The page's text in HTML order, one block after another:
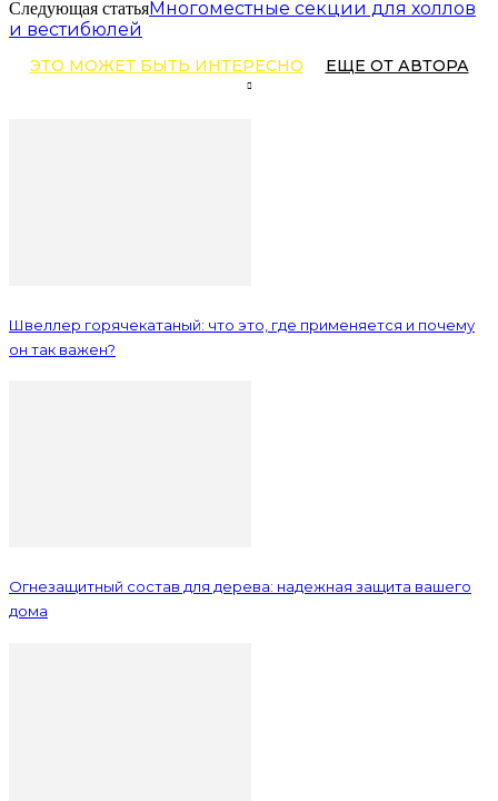
Следующая статьяМногоместные секции для холлов
и вестибюлей
ЭТО МОЖЕТ БЫТЬ ИНТЕРЕСНО ЕЩЕ ОТ АВТОРА
Швеллер горячекатаный: что это, где применяется и почему
он так важен?
Огнезащитный состав для дерева: надежная защита вашего
дома